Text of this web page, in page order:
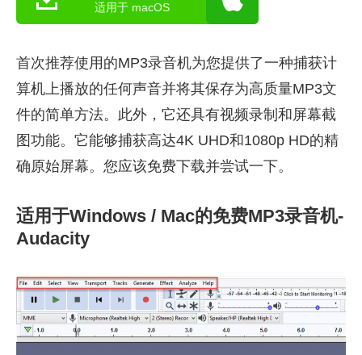
适用于 macOS
首次推荐使用的MP3录音机为您提供了一种捕获计
算机上播放的任何声音并将其保存为高质量MP3文
件的简单方法。此外，它还具有视频录制和屏幕截
图功能。它能够捕获高达4K UHD和1080p HD的精
确原始屏幕。您应该免费下载并尝试一下。
适用于Windows / Mac的免费MP3录音机-
Audacity